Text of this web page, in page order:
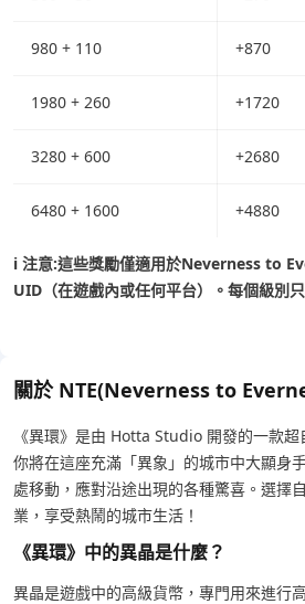
980 + 110 +870
1980 + 260 +1720
3280 + 600 +2680
6480 + 1600 +4880
ℹ️ 注意:這些獎勵僅適用於Neverness to
UID（在遊戲內或任何平台）。每個級別
關於 NTE(Neverness to
《異環》是由 Hotta Studio 開發的一款超
你將在這座充滿「異象」的城市中大顯身
處移動，應對沿途出現的各種驚喜。選擇
業，享受熱鬧的城市生活！
《異環》中的異晶是什麼？
異晶是遊戲中的高級貨幣，專門用來進行